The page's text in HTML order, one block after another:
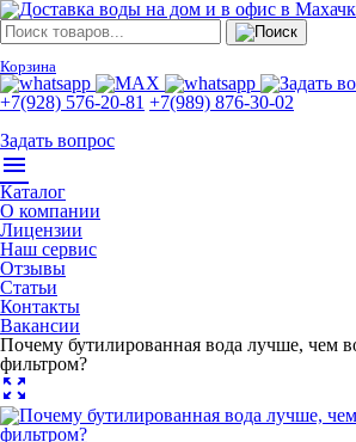
Корзина
+7(928) 576-20-81 +7(989) 876-30-02
Задать вопрос
menu
Каталог
О компании
Лицензии
Наш сервис
Отзывы
Статьи
Контакты
Вакансии
Почему бутилированная вода лучше, чем
фильтром?
zoom_out_map